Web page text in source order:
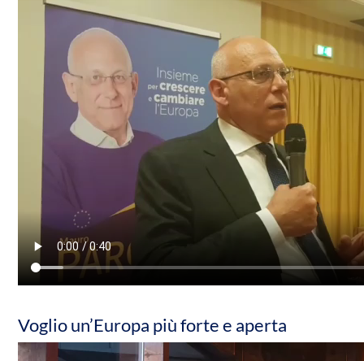
Voglio un’Europa più forte e aperta